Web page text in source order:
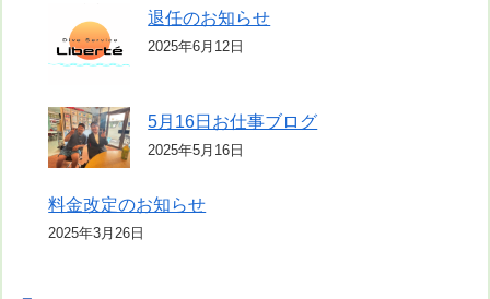
退任のお知らせ
2025年6月12日
5月16日お仕事ブログ
2025年5月16日
料金改定のお知らせ
2025年3月26日